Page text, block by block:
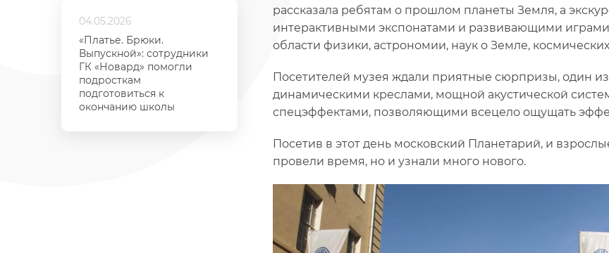
04.05.2026
«Платье. Брюки.
Выпускной»: сотрудники
ГК «Новард» помогли
подросткам
подготовиться к
окончанию школы
рассказала ребятам о прошлом планеты Земля, а
интерактивными экспонатами и развивающими
области физики, астрономии, наук о Земле,
Посетителей музея ждали приятные сюрпризы, один
динамическими креслами, мощной акустической
спецэффектами, позволяющими всецело ощущать
Посетив в этот день московский Планетарий, и
провели время, но и узнали много нового.